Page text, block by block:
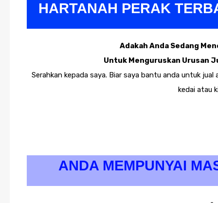
HARTANAH PERAK
Adakah Anda Sedang
Untuk Menguruskan Urusan
Serahkan kepada saya. Biar saya bantu anda untuk
kedai atau
ANDA MEMPUNYAI